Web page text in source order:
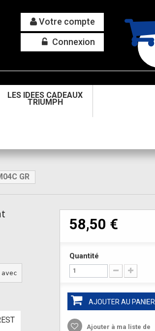
Votre compte
Connexion
LES IDEES CADEAUX
TRIUMPH
GR
cale BRM04C GR
58,50 €
Quantité
AJOUTER AU PANIER
Ajouter à ma liste de